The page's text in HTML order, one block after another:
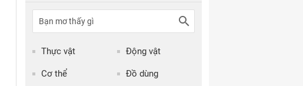
Thực vật Động vật
Cơ thể Đồ dùng